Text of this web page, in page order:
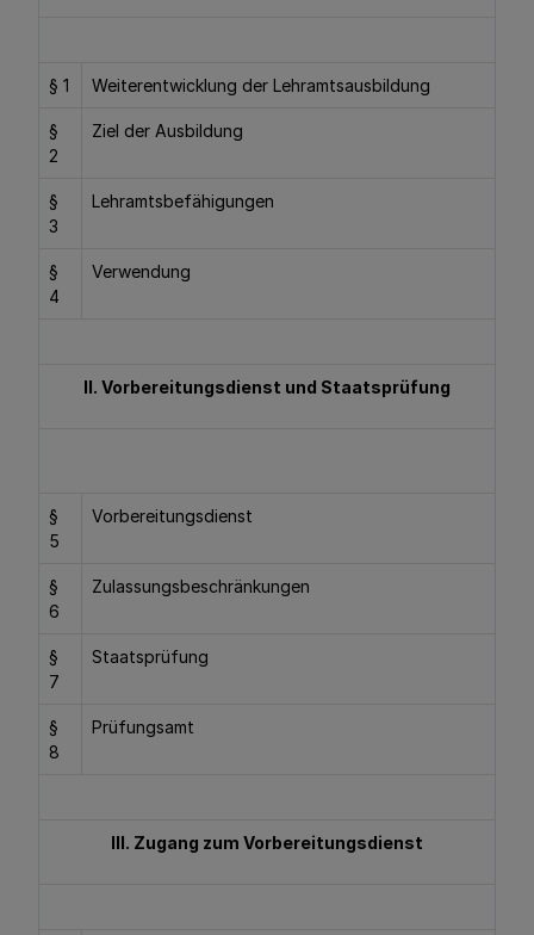
§ 1 Weiterentwicklung der Lehramtsausbildung
§
2
Ziel der Ausbildung
§
3
Lehramtsbefähigungen
§
4
Verwendung
II. Vorbereitungsdienst und Staatsprüfung
§
5
Vorbereitungsdienst
§
6
Zulassungsbeschränkungen
§
7
Staatsprüfung
§
8
Prüfungsamt
III. Zugang zum Vorbereitungsdienst